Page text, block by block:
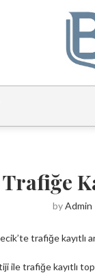
byAdmin
trafiğe kayıtlı
ile trafiğe kayıtlı